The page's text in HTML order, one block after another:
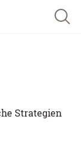
Strategien